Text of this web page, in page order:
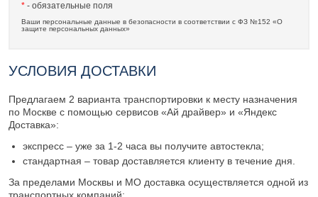
* - обязательные поля
Ваши персональные данные в безопасности в соответствии с ФЗ №152 «О
защите персональных данных»
УСЛОВИЯ ДОСТАВКИ
Предлагаем 2 варианта транспортировки к месту назначения
по Москве с помощью сервисов «Ай драйвер» и «Яндекс
Доставка»:
экспресс – уже за 1-2 часа вы получите автостекла;
стандартная – товар доставляется клиенту в течение дня.
За пределами Москвы и МО доставка осуществляется одной из